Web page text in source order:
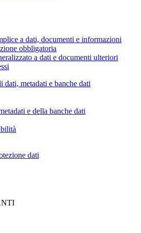
a dati, documenti e informazioni
obbligatoria
a dati e documenti ulteriori
dati, metadati e banche dati
e della banche dati
dati